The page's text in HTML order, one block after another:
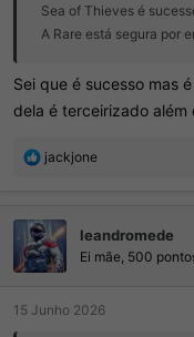
Sea of Thieves é
A Rare está segura por
Sei que é sucesso mas
dela é terceirizado além
R
õ
e
s
jackjone
leandromede
Ei mãe, 500
15 Junho 2026